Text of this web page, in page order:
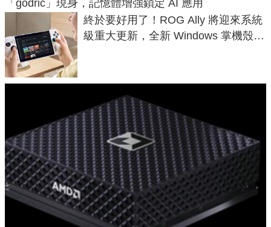
「godric」現身，記憶體增強鎖定 AI 應用
終於要好用了！ROG Ally 將迎來系統
級重大更新，全新 Windows 掌機殼模